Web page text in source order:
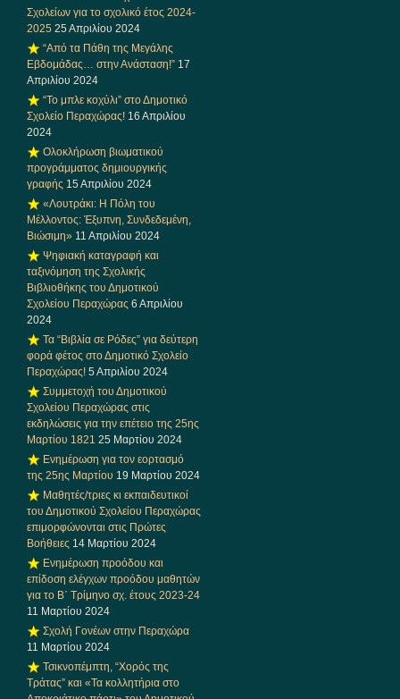
Σχολείων για το σχολικό έτος 2024-
2025 25 Απριλίου 2024
“Από τα Πάθη της Μεγάλης
Εβδομάδας… στην Ανάσταση!” 17
Απριλίου 2024
“Το μπλε κοχύλι” στο Δημοτικό
Σχολείο Περαχώρας! 16 Απριλίου
2024
Ολοκλήρωση βιωματικού
προγράμματος δημιουργικής
γραφής 15 Απριλίου 2024
«Λουτράκι: Η Πόλη του
Μέλλοντος: Έξυπνη, Συνδεδεμένη,
Βιώσιμη» 11 Απριλίου 2024
Ψηφιακή καταγραφή και
ταξινόμηση της Σχολικής
Βιβλιοθήκης του Δημοτικού
Σχολείου Περαχώρας 6 Απριλίου
2024
Τα “Βιβλία σε Ρόδες” για δεύτερη
φορά φέτος στο Δημοτικό Σχολείο
Περαχώρας! 5 Απριλίου 2024
Συμμετοχή του Δημοτικού
Σχολείου Περαχώρας στις
εκδηλώσεις για την επέτειο της 25ης
Μαρτίου 1821 25 Μαρτίου 2024
Ενημέρωση για τον εορτασμό
της 25ης Μαρτίου 19 Μαρτίου 2024
Μαθητές/τριες κι εκπαιδευτικοί
του Δημοτικού Σχολείου Περαχώρας
επιμορφώνονται στις Πρώτες
Βοήθειες 14 Μαρτίου 2024
Ενημέρωση προόδου και
επίδοση ελέγχων προόδου μαθητών
για το Β΄ Τρίμηνο σχ. έτους 2023-24
11 Μαρτίου 2024
Σχολή Γονέων στην Περαχώρα
11 Μαρτίου 2024
Τσικνοπέμπτη, “Χορός της
Τράτας” και «Τα κολλητήρια στο